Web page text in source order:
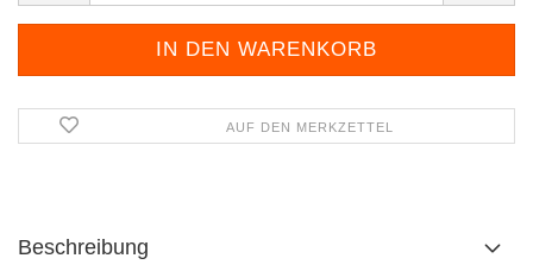
AUF DEN MERKZETTEL
Beschreibung